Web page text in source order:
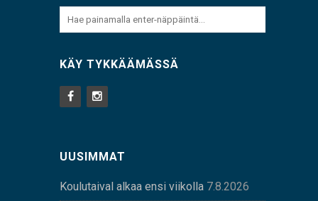
KÄY TYKKÄÄMÄSSÄ
UUSIMMAT
Koulutaival alkaa ensi viikolla 7.8.2026